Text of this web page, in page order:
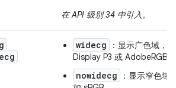
在 API 级别 34 中引入。
widecg
：显示广色域，如
Display P3 或 AdobeRGB
nowidecg
：显示窄色域